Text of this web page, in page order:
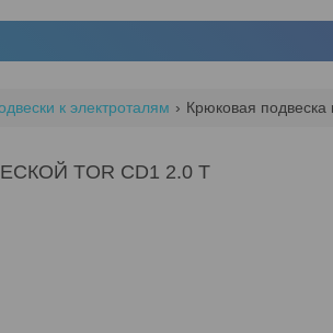
к электроталям
TOR CD1 2.0 T